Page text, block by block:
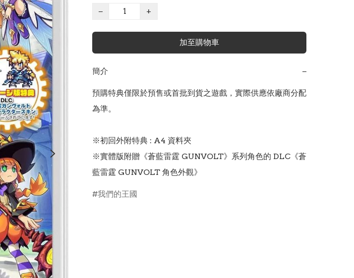
−
+
加至購物車
簡介 −
預購特典僅限於預售或首批到貨之遊戲，實際供應依廠商分配
為準。
※初回外附特典 : A4 資料夾
※實體版附贈《蒼藍雷霆 GUNVOLT》系列角色的 DLC《蒼
藍雷霆 GUNVOLT 角色外觀》
我們的王國